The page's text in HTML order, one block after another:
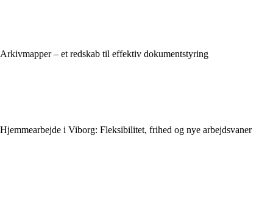
Arkivmapper – et redskab til effektiv dokumentstyring
Hjemmearbejde i Viborg: Fleksibilitet, frihed og nye arbejdsvaner